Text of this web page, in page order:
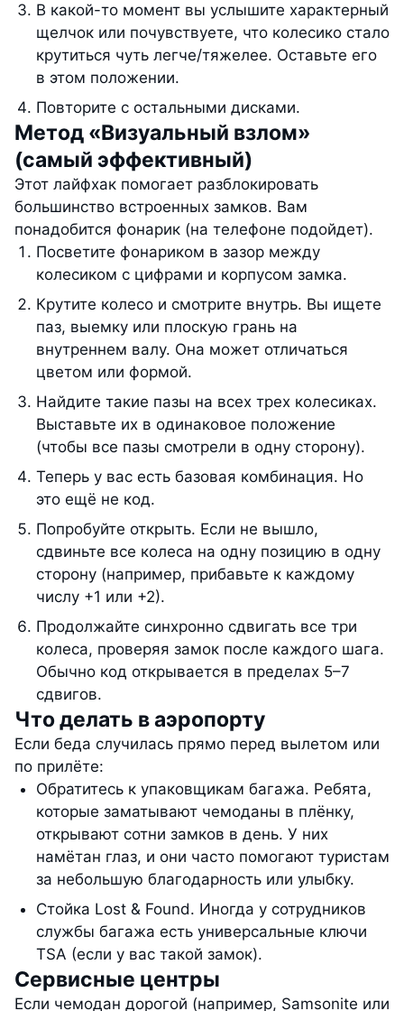
В какой-то момент вы услышите характерный
щелчок или почувствуете, что колесико стало
крутиться чуть легче/тяжелее. Оставьте его
в этом положении.
Повторите с остальными дисками.
Метод «Визуальный взлом»
(самый эффективный)
Этот лайфхак помогает разблокировать
большинство встроенных замков. Вам
понадобится фонарик (на телефоне подойдет).
Посветите фонариком в зазор между
колесиком с цифрами и корпусом замка.
Крутите колесо и смотрите внутрь. Вы ищете
паз, выемку или плоскую грань на
внутреннем валу. Она может отличаться
цветом или формой.
Найдите такие пазы на всех трех колесиках.
Выставьте их в одинаковое положение
(чтобы все пазы смотрели в одну сторону).
Теперь у вас есть базовая комбинация. Но
это ещё не код.
Попробуйте открыть. Если не вышло,
сдвиньте все колеса на одну позицию в одну
сторону (например, прибавьте к каждому
числу +1 или +2).
Продолжайте синхронно сдвигать все три
колеса, проверяя замок после каждого шага.
Обычно код открывается в пределах 5–7
сдвигов.
Что делать в аэропорту
Если беда случилась прямо перед вылетом или
по прилёте:
Обратитесь к упаковщикам багажа. Ребята,
которые заматывают чемоданы в плёнку,
открывают сотни замков в день. У них
намётан глаз, и они часто помогают туристам
за небольшую благодарность или улыбку.
Стойка Lost & Found. Иногда у сотрудников
службы багажа есть универсальные ключи
TSA (если у вас такой замок).
Сервисные центры
Если чемодан дорогой (например, Samsonite или